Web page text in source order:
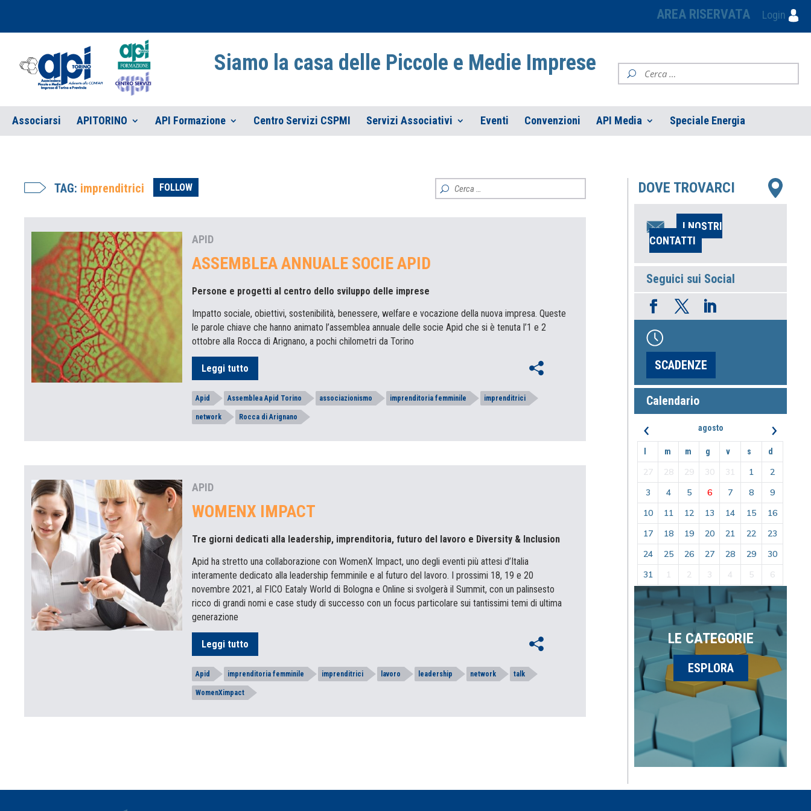
AREA RISERVATA Login
Siamo la casa delle Piccole e Medie Imprese
Associarsi APITORINO API Formazione Centro Servizi CSPMI Servizi Associativi Eventi Convenzioni API Media Speciale Energia
TAG: imprenditrici FOLLOW
APID
ASSEMBLEA ANNUALE SOCIE APID
Persone e progetti al centro dello sviluppo delle imprese
Impatto sociale, obiettivi, sostenibilità, benessere, welfare e vocazione della nuova impresa. Queste
le parole chiave che hanno animato l’assemblea annuale delle socie Apid che si è tenuta l’1 e 2
ottobre alla Rocca di Arignano, a pochi chilometri da Torino
Leggi tutto
Apid Assemblea Apid Torino associazionismo imprenditoria femminile imprenditrici
network Rocca di Arignano
APID
WOMENX IMPACT
Tre giorni dedicati alla leadership, imprenditoria, futuro del lavoro e Diversity & Inclusion
Apid ha stretto una collaborazione con WomenX Impact, uno degli eventi più attesi d’Italia
interamente dedicato alla leadership femminile e al futuro del lavoro. I prossimi 18, 19 e 20
novembre 2021, al FICO Eataly World di Bologna e Online si svolgerà il Summit, con un palinsesto
ricco di grandi nomi e case study di successo con un focus particolare sui tantissimi temi di ultima
generazione
Leggi tutto
Apid imprenditoria femminile imprenditrici lavoro leadership network talk
WomenXimpact
DOVE TROVARCI
I NOSTRI
CONTATTI
Seguici sui Social
SCADENZE
Calendario
‹ agosto ›
m m g v s d
27 28 29 30 31 1
2
3
4 5 6 7 8
9
10
11 12 13 14 15
16
17
18 19 20 21 22
23
24
25 26 27 28 29
30
31
1 2 3 4 5 6
LE CATEGORIE
ESPLORA